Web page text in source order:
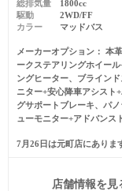
総排気量
1800cc
駆動
2WD/FF
カラー
マッドバス
メーカーオプション
本
ークステアリングホイール
ングヒーター、ブライン
ニター+安心降車アシスト
グサポートブレーキ、パ
ューモニター+アドバンス
7月26日は元町店にありま
店舗情報を見